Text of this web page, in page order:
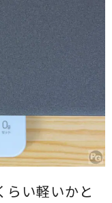
らい軽いかと